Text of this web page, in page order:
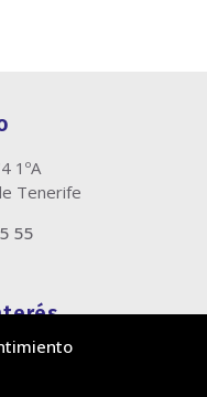
1ºA
Tenerife
55